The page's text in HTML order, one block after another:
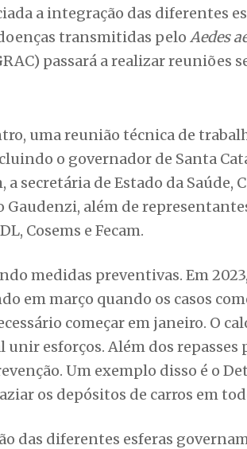
a integração das diferentes
transmitidas pelo Aedes
passará a realizar reuniões
uma reunião técnica de
o governador de Santa
a secretária de Estado da
Gaudenzi, além de
Cosems e Fecam.
medidas preventivas. Em
em março quando os casos
começar em janeiro. O
unir esforços. Além dos
Um exemplo disso é o
os depósitos de carros em
das diferentes esferas